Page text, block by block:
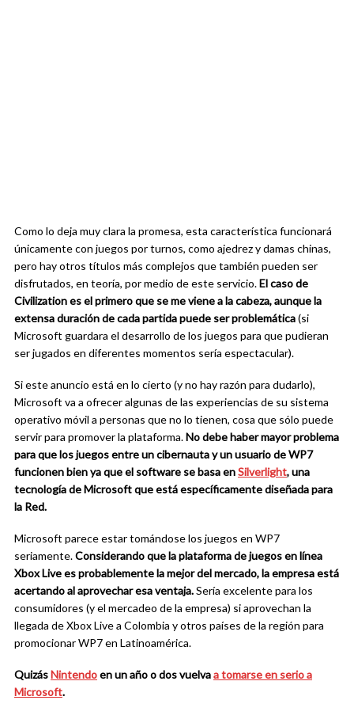
Como lo deja muy clara la promesa, esta característica funcionará
únicamente con juegos por turnos, como ajedrez y damas chinas,
pero hay otros títulos más complejos que también pueden ser
disfrutados, en teoría, por medio de este servicio.El caso de
Civilization es el primero que se me viene a la cabeza, aunque la
extensa duración de cada partida puede ser problemática(si
Microsoft guardara el desarrollo de los juegos para que pudieran
ser jugados en diferentes momentos sería espectacular).
Si este anuncio está en lo cierto (y no hay razón para dudarlo),
Microsoft va a ofrecer algunas de las experiencias de su sistema
operativo móvil a personas que no lo tienen, cosa que sólo puede
servir para promover la plataforma.No debe haber mayor problema
para que los juegos entre un cibernauta y un usuario de WP7
funcionen bien ya que el software se basa enSilverlight, una
tecnología de Microsoft que está específicamente diseñada para
la Red.
Microsoft parece estar tomándose los juegos en WP7
seriamente.Considerando que la plataforma de juegos en línea
Xbox Live es probablemente la mejor del mercado, la empresa está
acertando al aprovechar esa ventaja.Sería excelente para los
consumidores (y el mercadeo de la empresa) si aprovechan la
llegada de Xbox Live a Colombia y otros países de la región para
promocionar WP7 en Latinoamérica.
QuizásNintendoen un año o dos vuelvaa tomarse en serio a
Microsoft.